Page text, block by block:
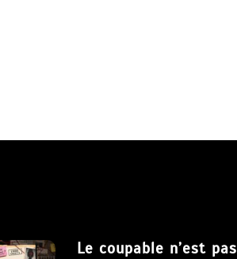
Le coupable n’est pas